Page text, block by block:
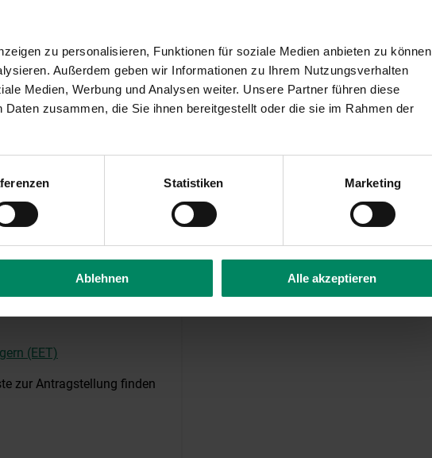
zu personalisieren, Funktionen für soziale Medien anbieten zu können
Außerdem geben wir Informationen zu Ihrem Nutzungsverhalten
Medien, Werbung und Analysen weiter. Unsere Partner führen diese
zusammen, die Sie ihnen bereitgestellt oder die sie im Rahmen der
Statistiken Marketing
Ablehnen Alle akzeptieren
in einem 2-stufigen
Antrag auf Förderung
Link zum Online-
älter als 9 Monate
(EET)
zur Antragstellung finden